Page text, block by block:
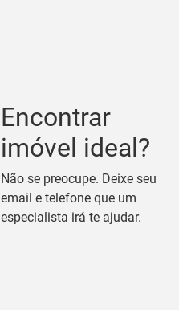
Encontrar
imóvel ideal?
Não se preocupe. Deixe seu
email e telefone que um
especialista irá te ajudar.